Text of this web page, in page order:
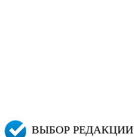
ВЫБОР РЕДАКЦИИ